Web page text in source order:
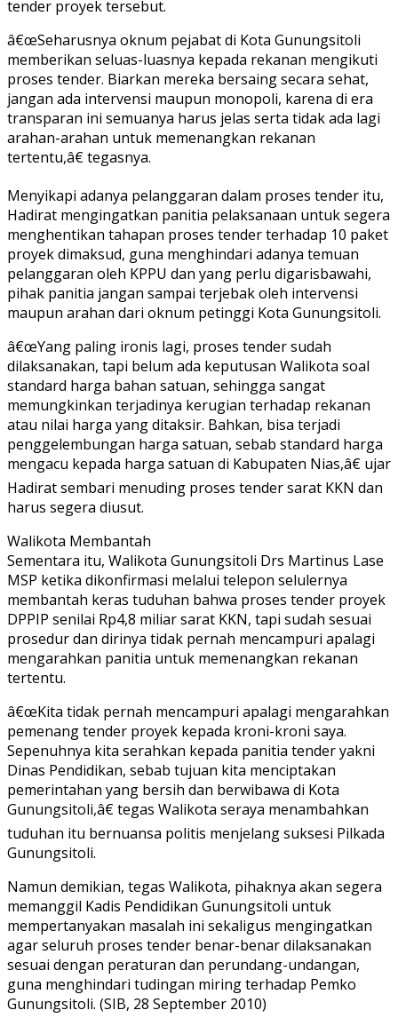
tender proyek tersebut.
â€œSeharusnya oknum pejabat di Kota Gunungsitoli
memberikan seluas-luasnya kepada rekanan mengikuti
proses tender. Biarkan mereka bersaing secara sehat,
jangan ada intervensi maupun monopoli, karena di era
transparan ini semuanya harus jelas serta tidak ada lagi
arahan-arahan untuk memenangkan rekanan
tertentu,â€ tegasnya.
Menyikapi adanya pelanggaran dalam proses tender itu,
Hadirat mengingatkan panitia pelaksanaan untuk segera
menghentikan tahapan proses tender terhadap 10 paket
proyek dimaksud, guna menghindari adanya temuan
pelanggaran oleh KPPU dan yang perlu digarisbawahi,
pihak panitia jangan sampai terjebak oleh intervensi
maupun arahan dari oknum petinggi Kota Gunungsitoli.
â€œYang paling ironis lagi, proses tender sudah
dilaksanakan, tapi belum ada keputusan Walikota soal
standard harga bahan satuan, sehingga sangat
memungkinkan terjadinya kerugian terhadap rekanan
atau nilai harga yang ditaksir. Bahkan, bisa terjadi
penggelembungan harga satuan, sebab standard harga
mengacu kepada harga satuan di Kabupaten Nias,â€ ujar
Hadirat sembari menuding proses tender sarat KKN dan
harus segera diusut.
Walikota Membantah
Sementara itu, Walikota Gunungsitoli Drs Martinus Lase
MSP ketika dikonfirmasi melalui telepon selulernya
membantah keras tuduhan bahwa proses tender proyek
DPPIP senilai Rp4,8 miliar sarat KKN, tapi sudah sesuai
prosedur dan dirinya tidak pernah mencampuri apalagi
mengarahkan panitia untuk memenangkan rekanan
tertentu.
â€œKita tidak pernah mencampuri apalagi mengarahkan
pemenang tender proyek kepada kroni-kroni saya.
Sepenuhnya kita serahkan kepada panitia tender yakni
Dinas Pendidikan, sebab tujuan kita menciptakan
pemerintahan yang bersih dan berwibawa di Kota
Gunungsitoli,â€ tegas Walikota seraya menambahkan
tuduhan itu bernuansa politis menjelang suksesi Pilkada
Gunungsitoli.
Namun demikian, tegas Walikota, pihaknya akan segera
memanggil Kadis Pendidikan Gunungsitoli untuk
mempertanyakan masalah ini sekaligus mengingatkan
agar seluruh proses tender benar-benar dilaksanakan
sesuai dengan peraturan dan perundang-undangan,
guna menghindari tudingan miring terhadap Pemko
Gunungsitoli. (SIB, 28 September 2010)